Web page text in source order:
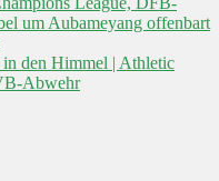
um Aubameyang offenbart
den Himmel | Athletic
Abwehr